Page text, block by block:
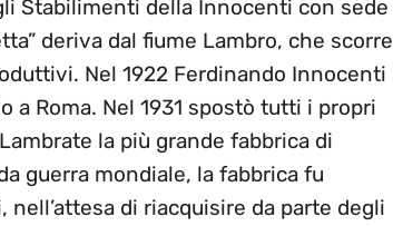
Stabilimenti della Innocenti con sede
deriva dal fiume Lambro, che scorre
Nel 1922 Ferdinando Innocenti
a Roma. Nel 1931 spostò tutti i propri
la più grande fabbrica di
guerra mondiale, la fabbrica fu
di riacquisire da parte degli